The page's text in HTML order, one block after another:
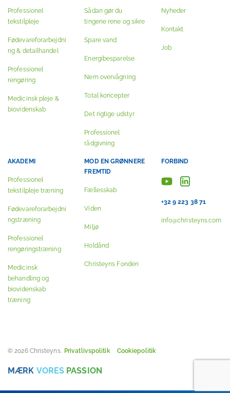
Professionel
tekstilpleje
Fødevareforarbejdni
ng & detailhandel
Professionel
rengøring
Medicinsk pleje &
biovidenskab
Sådan gør du
tingene rene og sikre
Spare vand
Energibesparelse
Nem overvågning
Total koncepter
Det rigtige udstyr
Professionel
rådgivning
Nyheder
Kontakt
Job
AKADEMI
Professionel
tekstilpleje træning
Fødevareforarbejdni
ngstræning
Professionel
rengøringstræning
Medicinsk
behandling og
biovidenskab
træning
MOD EN GRØNNERE
FREMTID
Fællesskab
Viden
Miljø
Holdånd
Christeyns Fonden
FORBIND
+32 9 223 38 71
info@christeyns.com
© 2026 Christeyns. Privatlivspolitik Cookiepolitik
MÆRK VORES PASSION